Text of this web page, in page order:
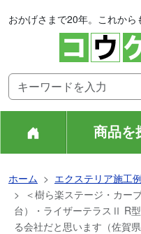
おかげさまで20年。これから
商品を
ホーム
エクステリア施工例
＜樹ら楽ステージ・カー
台）・ライザーテラスⅡ R
る会社だと思います（佐賀県